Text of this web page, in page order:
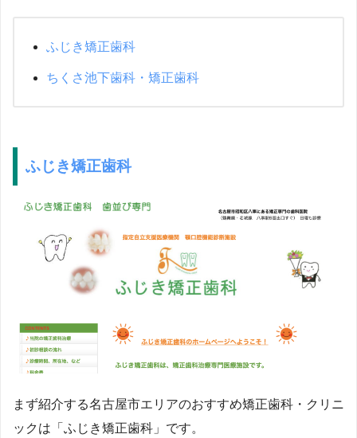
ふじき矯正歯科
ちくさ池下歯科・矯正歯科
ふじき矯正歯科
まず紹介する名古屋市エリアのおすすめ矯正歯科・クリニ
ックは「 ふじき矯正歯科 」です。